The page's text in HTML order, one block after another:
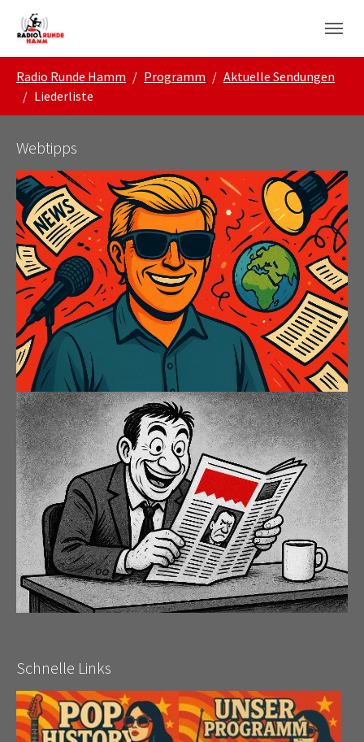
Skip to main navigation
Zum Hauptinhalt springen
Skip to page footer
Radio Runde Hamm Programm
Aktuelle Sendungen
Liederliste
Webtipps
Schnelle Links